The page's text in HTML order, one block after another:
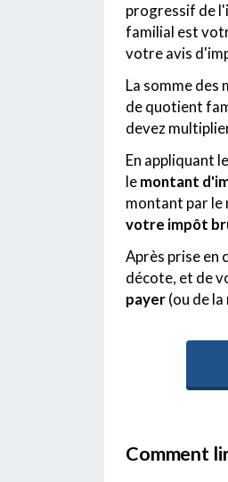
progressif de
familial est
votre avis
La somme
de quotient
devez
En appliquant
lemontant
montant par le
votre impôt
Après prise en
décote, et de
payer(ou de
Comment